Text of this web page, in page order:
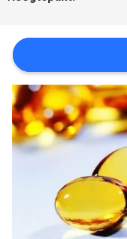
OFFERTE
SITEMAP
PRIVACY
POLICY